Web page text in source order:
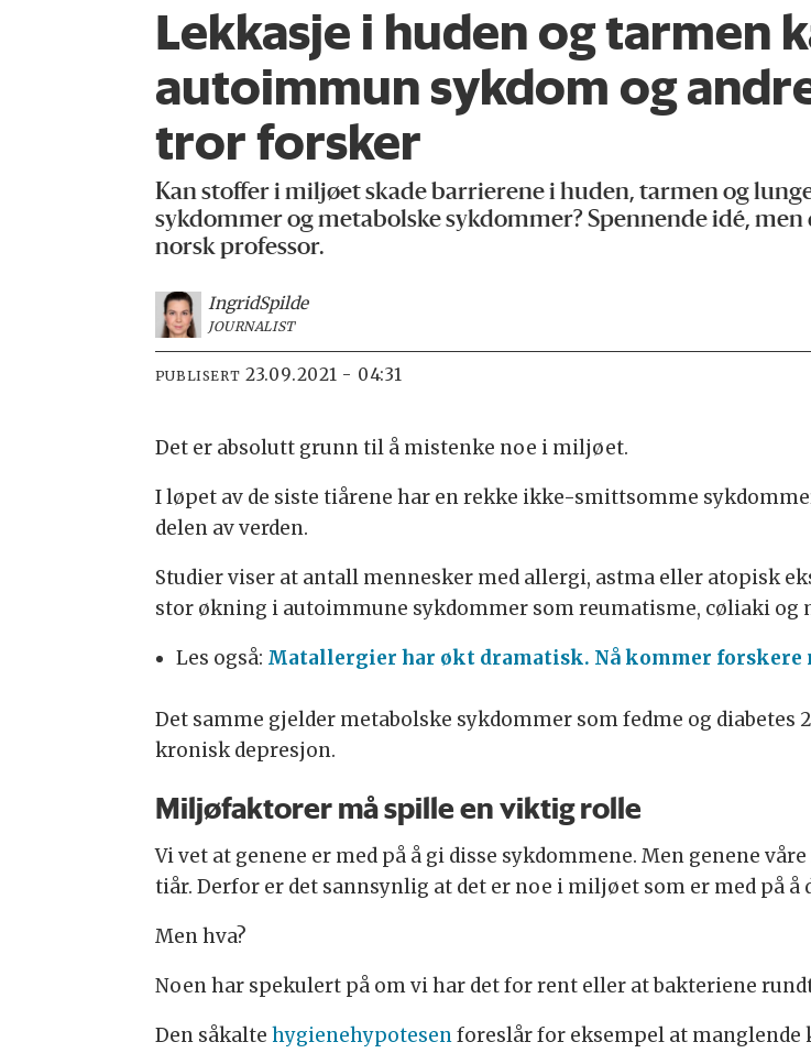
Lekkasje i huden og tarmen
autoimmun sykdom og
tror forsker
Kan stoffer i miljøet skade barrierene i huden, tarmen og
sykdommer og metabolske sykdommer? Spennende idé,
norsk professor.
IngridSpilde
JOURNALIST
PUBLISERT 23.09.2021 - 04:31
Det er absolutt grunn til å mistenke noe i miljøet.
I løpet av de siste tiårene har en rekke ikke-smittsomme
delen av verden.
Studier viser at antall mennesker med allergi, astma eller atopisk
stor økning i autoimmune sykdommer som reumatisme, cøliaki og
Les også: Matallergier har økt dramatisk. Nå kommer forskere
Det samme gjelder metabolske sykdommer som fedme og
kronisk depresjon.
Miljøfaktorer må spille en viktig rolle
Vi vet at genene er med på å gi disse sykdommene. Men genene
tiår. Derfor er det sannsynlig at det er noe i miljøet som er med på å
Men hva?
Noen har spekulert på om vi har det for rent eller at bakteriene
Den såkalte hygienehypotesenforeslår for eksempel at